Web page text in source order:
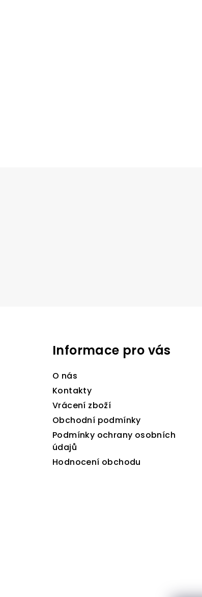
Informace pro vás
O nás
Kontakty
Vrácení zboží
Obchodní podmínky
Podmínky ochrany osobních
údajů
Hodnocení obchodu